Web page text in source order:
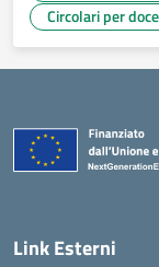
Circolari per
Link Esterni